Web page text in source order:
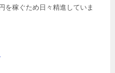
を稼ぐため日々精進していま